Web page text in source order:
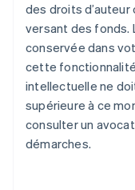
des droits
versant des fonds.
conservée dans
cette
intellectuelle ne
supérieure à ce
consulter un
démarches.